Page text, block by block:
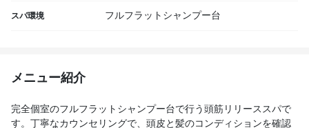
スパ環境 フルフラットシャンプー台
メニュー紹介
完全個室のフルフラットシャンプー台で行う頭筋リリーススパで
す。丁寧なカウンセリングで、頭皮と髪のコンディションを確認